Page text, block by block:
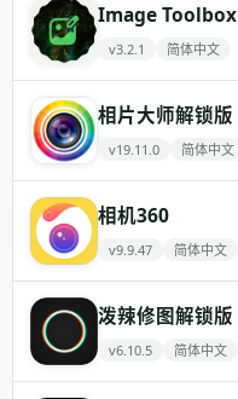
Image Toolbox
v3.2.1 简体中文
相片大师解锁版
v19.11.0 简体中文
相机360
v9.9.47 简体中文
泼辣修图解锁版
v6.10.5 简体中文